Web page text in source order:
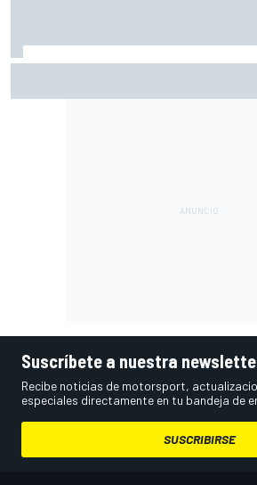
Suscríbete a nuestra
Recibe noticias de motorsport,
especiales directamente en tu bandeja de
SUSCRIBIRSE